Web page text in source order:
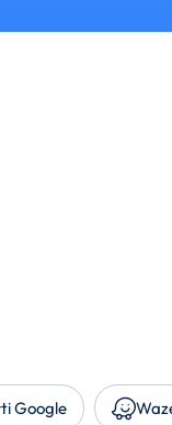
Google